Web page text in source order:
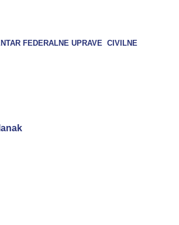
FEDERALNE UPRAVE CIVILNE